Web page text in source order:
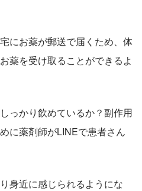
にお薬が郵送で届くため、体
薬を受け取ることができるよ
っかり飲めているか？副作用
に薬剤師がLINEで患者さん
身近に感じられるようにな